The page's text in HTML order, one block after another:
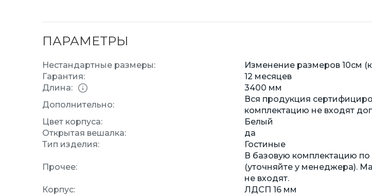
ПАРАМЕТРЫ
Нестандартные размеры:
Изменение размеров 10см
Гарантия:
12 месяцев
Длина:
3400 мм
Дополнительно:
Вся продукция
комплектацию не входят
Цвет корпуса:
Белый
Открытая вешалка:
да
Тип изделия:
Гостиные
Прочее:
В базовую комплектацию по
(уточняйте у менеджера).
не входят.
Корпус:
ЛДСП 16 мм